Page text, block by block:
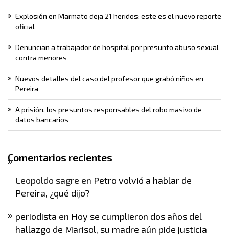
Explosión en Marmato deja 21 heridos: este es el nuevo reporte
oficial
Denuncian a trabajador de hospital por presunto abuso sexual
contra menores
Nuevos detalles del caso del profesor que grabó niños en
Pereira
A prisión, los presuntos responsables del robo masivo de
datos bancarios
Comentarios recientes
Leopoldo sagre en Petro volvió a hablar de
Pereira, ¿qué dijo?
periodista en Hoy se cumplieron dos años del
hallazgo de Marisol, su madre aún pide justicia